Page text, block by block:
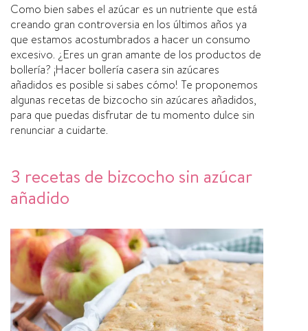
Como bien sabes el azúcar es un nutriente que está
creando gran controversia en los últimos años ya
que estamos acostumbrados a hacer un consumo
excesivo. ¿Eres un gran amante de los productos de
bollerí­a? ¡Hacer bollerí­a casera sin azúcares
añadidos es posible si sabes cómo! Te proponemos
algunas recetas de bizcocho sin azúcares añadidos,
para que puedas disfrutar de tu momento dulce sin
renunciar a cuidarte.
3 recetas de bizcocho sin azúcar
añadido